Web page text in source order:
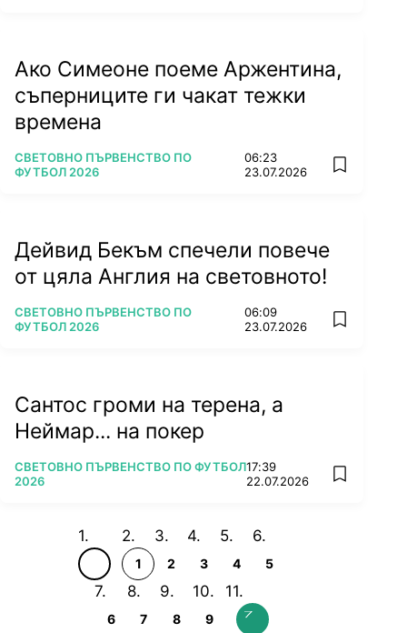
Ако Симеоне поеме Аржентина,
съперниците ги чакат тежки
времена
ПОВЕЧЕ ОТ
СВЕТОВНО ПЪРВЕНСТВО ПО
ФУТБОЛ 2026
06:23
23.07.2026
add
Дейвид Бекъм спечели повече
от цяла Англия на световното!
ПОВЕЧЕ ОТ
СВЕТОВНО ПЪРВЕНСТВО ПО
ФУТБОЛ 2026
06:09
23.07.2026
add
Сантос громи на терена, а
Неймар... на покер
ПОВЕЧЕ ОТ
СВЕТОВНО ПЪРВЕНСТВО ПО ФУТБОЛ
2026
17:39
22.07.2026
add
1 2 3 4 5
6 7 8 9